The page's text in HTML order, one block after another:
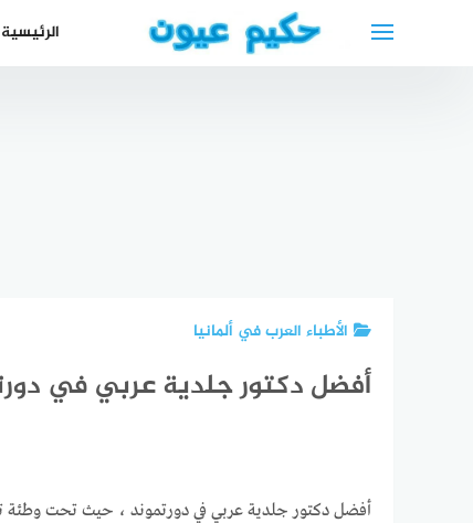
الرئيسية
الأطباء العرب في ألمانيا
أفضل دكتور جلدية عربي في
أفضل دكتور جلدية عربي في دورتموند ، حيث تحت وطئة